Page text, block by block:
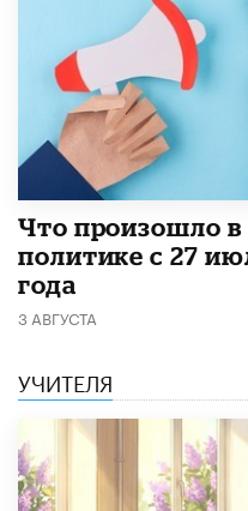
​Что произошло в
политике с 27
года
3 АВГУСТА
УЧИТЕЛЯ